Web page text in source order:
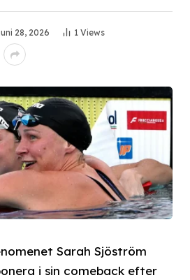
28, 2026 1 Views
Sarah Sjöström
i sin comeback efter